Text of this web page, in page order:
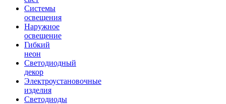
Системы
освещения
Наружное
освещение
Гибкий
неон
Светодиодный
декор
Электроустановочные
изделия
Светодиоды